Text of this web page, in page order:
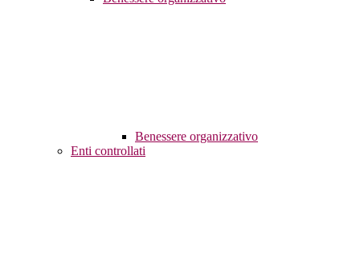
Benessere organizzativo
Enti controllati